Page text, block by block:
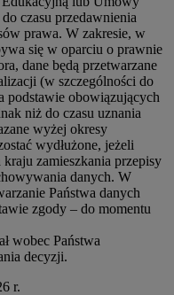
czasu przedawnienia
prawa. W zakresie, w
się w oparciu o prawnie
dane będą przetwarzane
(w szczególności do
podstawie obowiązujących
niż do czasu uznania
wyżej okresy
wydłużone, jeżeli
zamieszkania przepisy
danych. W
Państwa danych
zgody – do momentu
wobec Państwa
decyzji.
r.